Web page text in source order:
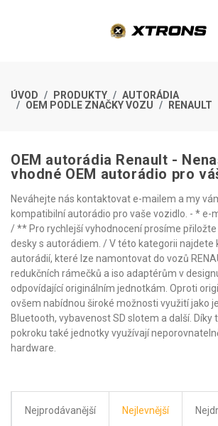
ÚVOD PRODUKTY
AUTORÁDIA
OEM PODLE ZNAČKY VOZU
RENAULT
OEM autorádia Renault -
vhodné OEM autorádio pro
Neváhejte nás kontaktovat e-mailem a my
kompatibilní autorádio pro vaše vozidlo. - * e-
/ ** Pro rychlejší vyhodnocení prosíme
desky s autorádiem. / V této kategorii najdete
autorádií, které lze namontovat do vozů
redukčních rámečků a iso adaptérům v
odpovídající originálním jednotkám. Oproti
ovšem nabídnou široké možnosti využití jako
Bluetooth, vybavenost SD slotem a další. Díky
pokroku také jednotky využívají
hardware.
Nejprodávanější Nejlevnější